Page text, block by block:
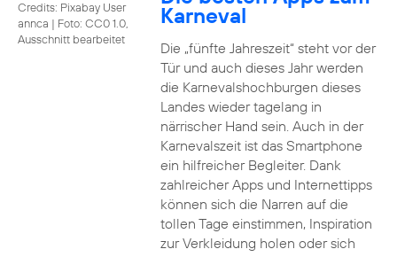
Credits: Pixabay User
annca | Foto: CC0 1.0,
Ausschnitt bearbeitet
Karneval
Die „fünfte Jahreszeit“ steht vor der
Tür und auch dieses Jahr werden
die Karnevalshochburgen dieses
Landes wieder tagelang in
närrischer Hand sein. Auch in der
Karnevalszeit ist das Smartphone
ein hilfreicher Begleiter. Dank
zahlreicher Apps und Internettipps
können sich die Narren auf die
tollen Tage einstimmen, Inspiration
zur Verkleidung holen oder sich